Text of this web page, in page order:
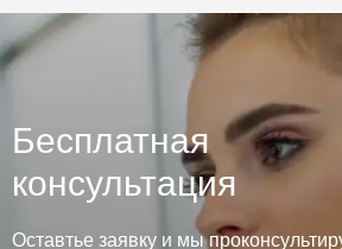
Бесплатная
консультация
Оставтье заявку и мы